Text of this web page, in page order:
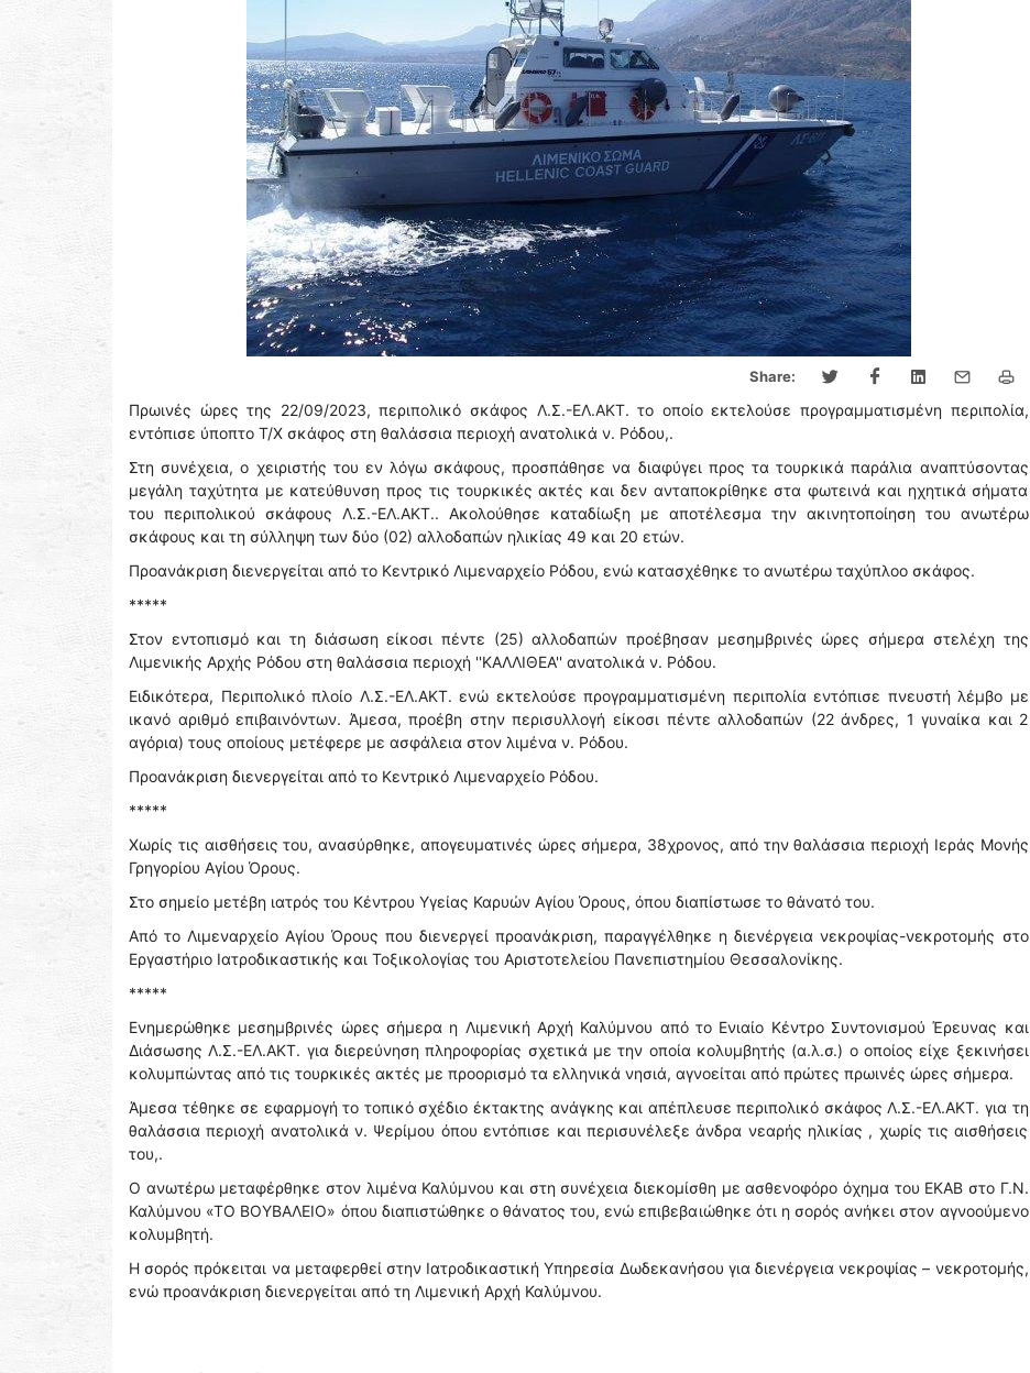
Share:
Πρωινές ώρες της 22/09/2023, περιπολικό σκάφος Λ.Σ.-ΕΛ.ΑΚΤ. το οποίο εκτελούσε προγραμματισμένη περιπολία,
εντόπισε ύποπτο Τ/Χ σκάφος στη θαλάσσια περιοχή ανατολικά ν. Ρόδου,.
Στη συνέχεια, ο χειριστής του εν λόγω σκάφους, προσπάθησε να διαφύγει προς τα τουρκικά παράλια αναπτύσοντας
μεγάλη ταχύτητα με κατεύθυνση προς τις τουρκικές ακτές και δεν ανταποκρίθηκε στα φωτεινά και ηχητικά σήματα
του περιπολικού σκάφους Λ.Σ.-ΕΛ.ΑΚΤ.. Ακολούθησε καταδίωξη με αποτέλεσμα την ακινητοποίηση του ανωτέρω
σκάφους και τη σύλληψη των δύο (02) αλλοδαπών ηλικίας 49 και 20 ετών.
Προανάκριση διενεργείται από το Κεντρικό Λιμεναρχείο Ρόδου, ενώ κατασχέθηκε το ανωτέρω ταχύπλοο σκάφος.
*****
Στον εντοπισμό και τη διάσωση είκοσι πέντε (25) αλλοδαπών προέβησαν μεσημβρινές ώρες σήμερα στελέχη της
Λιμενικής Αρχής Ρόδου στη θαλάσσια περιοχή ''ΚΑΛΛΙΘΕΑ'' ανατολικά ν. Ρόδου.
Ειδικότερα, Περιπολικό πλοίο Λ.Σ.-ΕΛ.ΑΚΤ. ενώ εκτελούσε προγραμματισμένη περιπολία εντόπισε πνευστή λέμβο με
ικανό αριθμό επιβαινόντων. Άμεσα, προέβη στην περισυλλογή είκοσι πέντε αλλοδαπών (22 άνδρες, 1 γυναίκα και 2
αγόρια) τους οποίους μετέφερε με ασφάλεια στον λιμένα ν. Ρόδου.
Προανάκριση διενεργείται από το Κεντρικό Λιμεναρχείο Ρόδου.
*****
Χωρίς τις αισθήσεις του, ανασύρθηκε, απογευματινές ώρες σήμερα, 38χρονος, από την θαλάσσια περιοχή Ιεράς Μονής
Γρηγορίου Αγίου Όρους.
Στο σημείο μετέβη ιατρός του Κέντρου Υγείας Καρυών Αγίου Όρους, όπου διαπίστωσε το θάνατό του.
Από το Λιμεναρχείο Αγίου Όρους που διενεργεί προανάκριση, παραγγέλθηκε η διενέργεια νεκροψίας-νεκροτομής στο
Εργαστήριο Ιατροδικαστικής και Τοξικολογίας του Αριστοτελείου Πανεπιστημίου Θεσσαλονίκης.
*****
Ενημερώθηκε μεσημβρινές ώρες σήμερα η Λιμενική Αρχή Καλύμνου από το Ενιαίο Κέντρο Συντονισμού Έρευνας και
Διάσωσης Λ.Σ.-ΕΛ.ΑΚΤ. για διερεύνηση πληροφορίας σχετικά με την οποία κολυμβητής (α.λ.σ.) ο οποίος είχε ξεκινήσει
κολυμπώντας από τις τουρκικές ακτές με προορισμό τα ελληνικά νησιά, αγνοείται από πρώτες πρωινές ώρες σήμερα.
Άμεσα τέθηκε σε εφαρμογή το τοπικό σχέδιο έκτακτης ανάγκης και απέπλευσε περιπολικό σκάφος Λ.Σ.-ΕΛ.ΑΚΤ. για τη
θαλάσσια περιοχή ανατολικά ν. Ψερίμου όπου εντόπισε και περισυνέλεξε άνδρα νεαρής ηλικίας , χωρίς τις αισθήσεις
του,.
Ο ανωτέρω μεταφέρθηκε στον λιμένα Καλύμνου και στη συνέχεια διεκομίσθη με ασθενοφόρο όχημα του ΕΚΑΒ στο Γ.Ν.
Καλύμνου «ΤΟ ΒΟΥΒΑΛΕΙΟ» όπου διαπιστώθηκε ο θάνατος του, ενώ επιβεβαιώθηκε ότι η σορός ανήκει στον αγνοούμενο
κολυμβητή.
Η σορός πρόκειται να μεταφερθεί στην Ιατροδικαστική Υπηρεσία Δωδεκανήσου για διενέργεια νεκροψίας – νεκροτομής,
ενώ προανάκριση διενεργείται από τη Λιμενική Αρχή Καλύμνου.